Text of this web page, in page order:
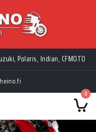
Polaris, Indian, CFMOTO
0